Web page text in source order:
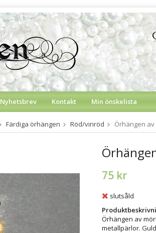
Nyhetsbrev Kontakt Min önskelista
Färdiga örhängen Röd/vinröd Örhängen
75 kr
slutsåld
Örhängen av
metallpärlor.